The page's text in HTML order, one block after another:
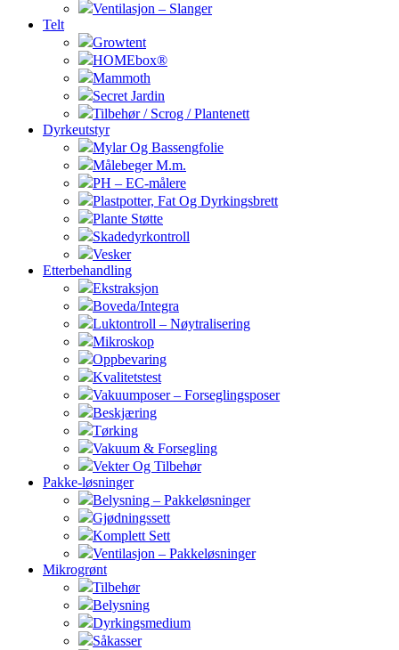
Ventilasjon – Slanger
Telt
Growtent
HOMEbox®
Mammoth
Secret Jardin
Tilbehør / Scrog / Plantenett
Dyrkeutstyr
Mylar Og Bassengfolie
Målebeger M.m.
PH – EC-målere
Plastpotter, Fat Og Dyrkingsbrett
Plante Støtte
Skadedyrkontroll
Vesker
Etterbehandling
Ekstraksjon
Boveda/Integra
Luktontroll – Nøytralisering
Mikroskop
Oppbevaring
Kvalitetstest
Vakuumposer – Forseglingsposer
Beskjæring
Tørking
Vakuum & Forsegling
Vekter Og Tilbehør
Pakke-løsninger
Belysning – Pakkeløsninger
Gjødningssett
Komplett Sett
Ventilasjon – Pakkeløsninger
Mikrogrønt
Tilbehør
Belysning
Dyrkingsmedium
Såkasser